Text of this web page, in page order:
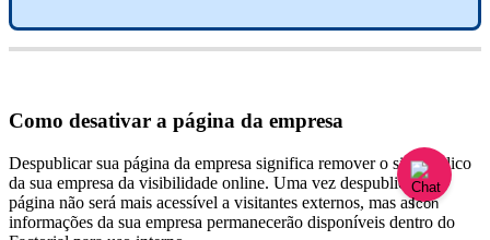
Como desativar a página da empresa
Despublicar sua página da empresa significa remover o site p
blico
da sua empresa da visibilidade online. Uma vez despublicada, a
página não será mais acessível a visitantes externos, mas as
informações da sua empresa permanecerão disponíveis dentro do